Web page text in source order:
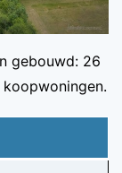
gebouwd: 26